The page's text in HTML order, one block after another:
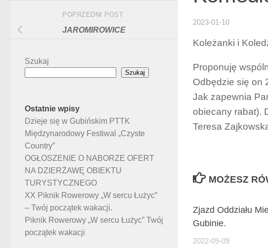
2023-01-10
Koleżanki i
Proponuję
Odbędzie się on
Jak zapewnia
obiecany rabat).
Teresa
MOŻESZ
Zjazd Oddziału
Gubinie.
2022-09-09
POPRZEDNI POST
JAROMIROWICE
Szukaj
Szukaj
Ostatnie wpisy
Dzieje się w Gubińskim PTTK
Międzynarodowy Festiwal „Czyste
Country”
OGŁOSZENIE O NABORZE OFERT
NA DZIERŻAWĘ OBIEKTU
TURYSTYCZNEGO
XX Piknik Rowerowy „W sercu Łużyc”
– Twój początek wakacji.
Piknik Rowerowy „W sercu Łużyc” Twój
początek wakacji